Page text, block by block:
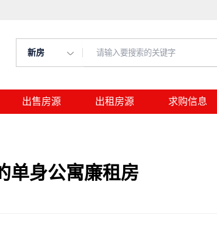
新房
出售房源 出租房源 求购信息
单身公寓廉租房